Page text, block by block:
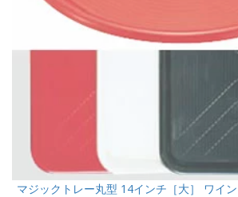
マジックトレー丸型 14インチ［大］ ワイ